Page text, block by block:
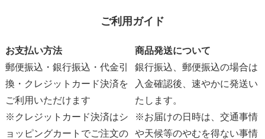
ご利用ガイド
お支払い方法
郵便振込・銀行振込・代金引
換・クレジットカード決済を
ご利用いただけます
※クレジットカード決済はシ
ョッピングカートでご注文の
商品発送について
銀行振込、郵便振込の場合は
入金確認後、速やかに発送い
たします。
※お届けの日時は、交通事情
や天候等のやむを得ない事情